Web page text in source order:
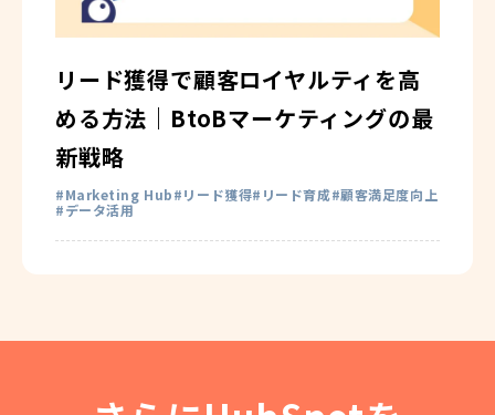
リード獲得で顧客ロイヤルティを高
める方法｜BtoBマーケティングの最
新戦略
Marketing Hub リード獲得 リード育成 顧客満足度向上
データ活用